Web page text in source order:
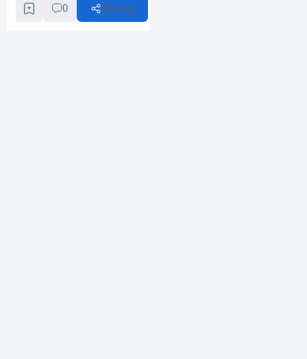
0 Berbagi